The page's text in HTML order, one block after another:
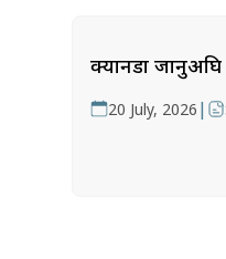
क्यानडा जानुअघि
20 July, 2026 |